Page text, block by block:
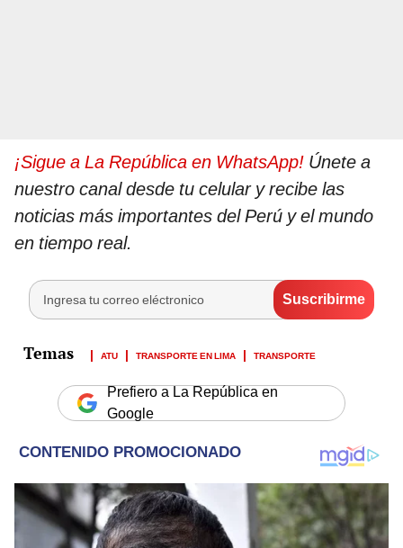
¡Sigue a La República en WhatsApp! Únete a
nuestro canal desde tu celular y recibe las
noticias más importantes del Perú y el mundo
en tiempo real.
ATU TRANSPORTE EN LIMA TRANSPORTE
Prefiero a La República en
Google